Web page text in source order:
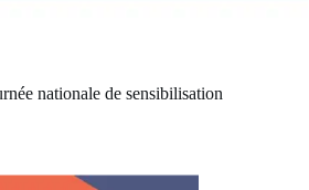
nationale de sensibilisation